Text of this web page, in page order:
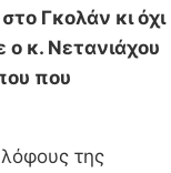
Γκολάν κι όχι
ο κ. Νετανιάχου
που
της